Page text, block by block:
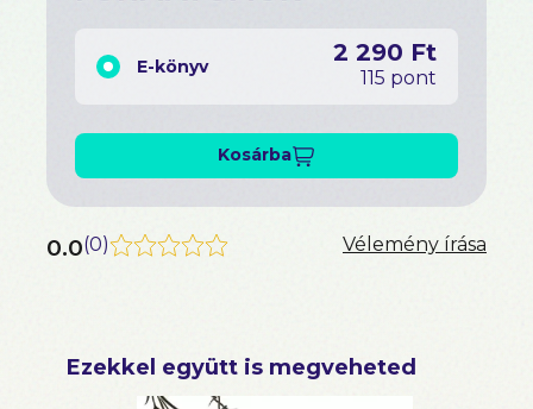
E-könyv 2 290 Ft
115 pont
Kosárba
0.0(0) Vélemény írása
Ezekkel együtt is megveheted